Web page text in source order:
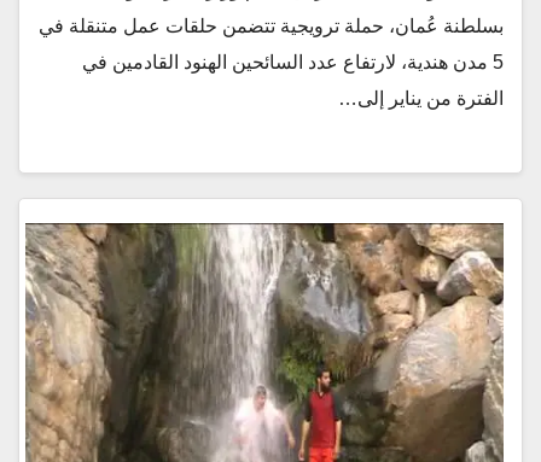
بسلطنة عُمان، حملة ترويجية تتضمن حلقات عمل متنقلة في
5 مدن هندية، لارتفاع عدد السائحين الهنود القادمين في
الفترة من يناير إلى…